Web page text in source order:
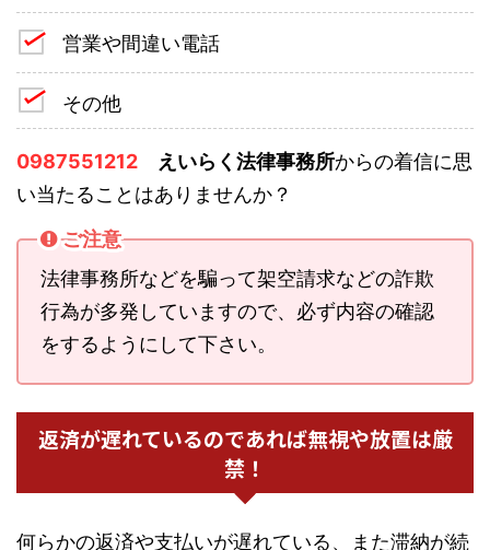
営業や間違い電話
その他
0987551212 えいらく法律事務所からの着信に思
い当たることはありませんか？
ご注意
法律事務所などを騙って架空請求などの詐欺
行為が多発していますので、必ず内容の確認
をするようにして下さい。
返済が遅れているのであれば無視や放置は厳
禁！
何らかの返済や支払いが遅れている、また滞納が続